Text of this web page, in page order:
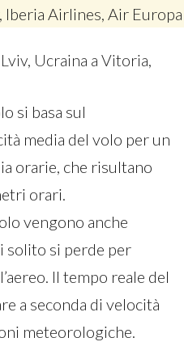
Iberia Airlines, Air Europa
Ucraina a Vitoria,
si basa sul
media del volo per un
orarie, che risultano
orari.
vengono anche
solito si perde per
Il tempo reale del
a seconda di velocità
meteorologiche.